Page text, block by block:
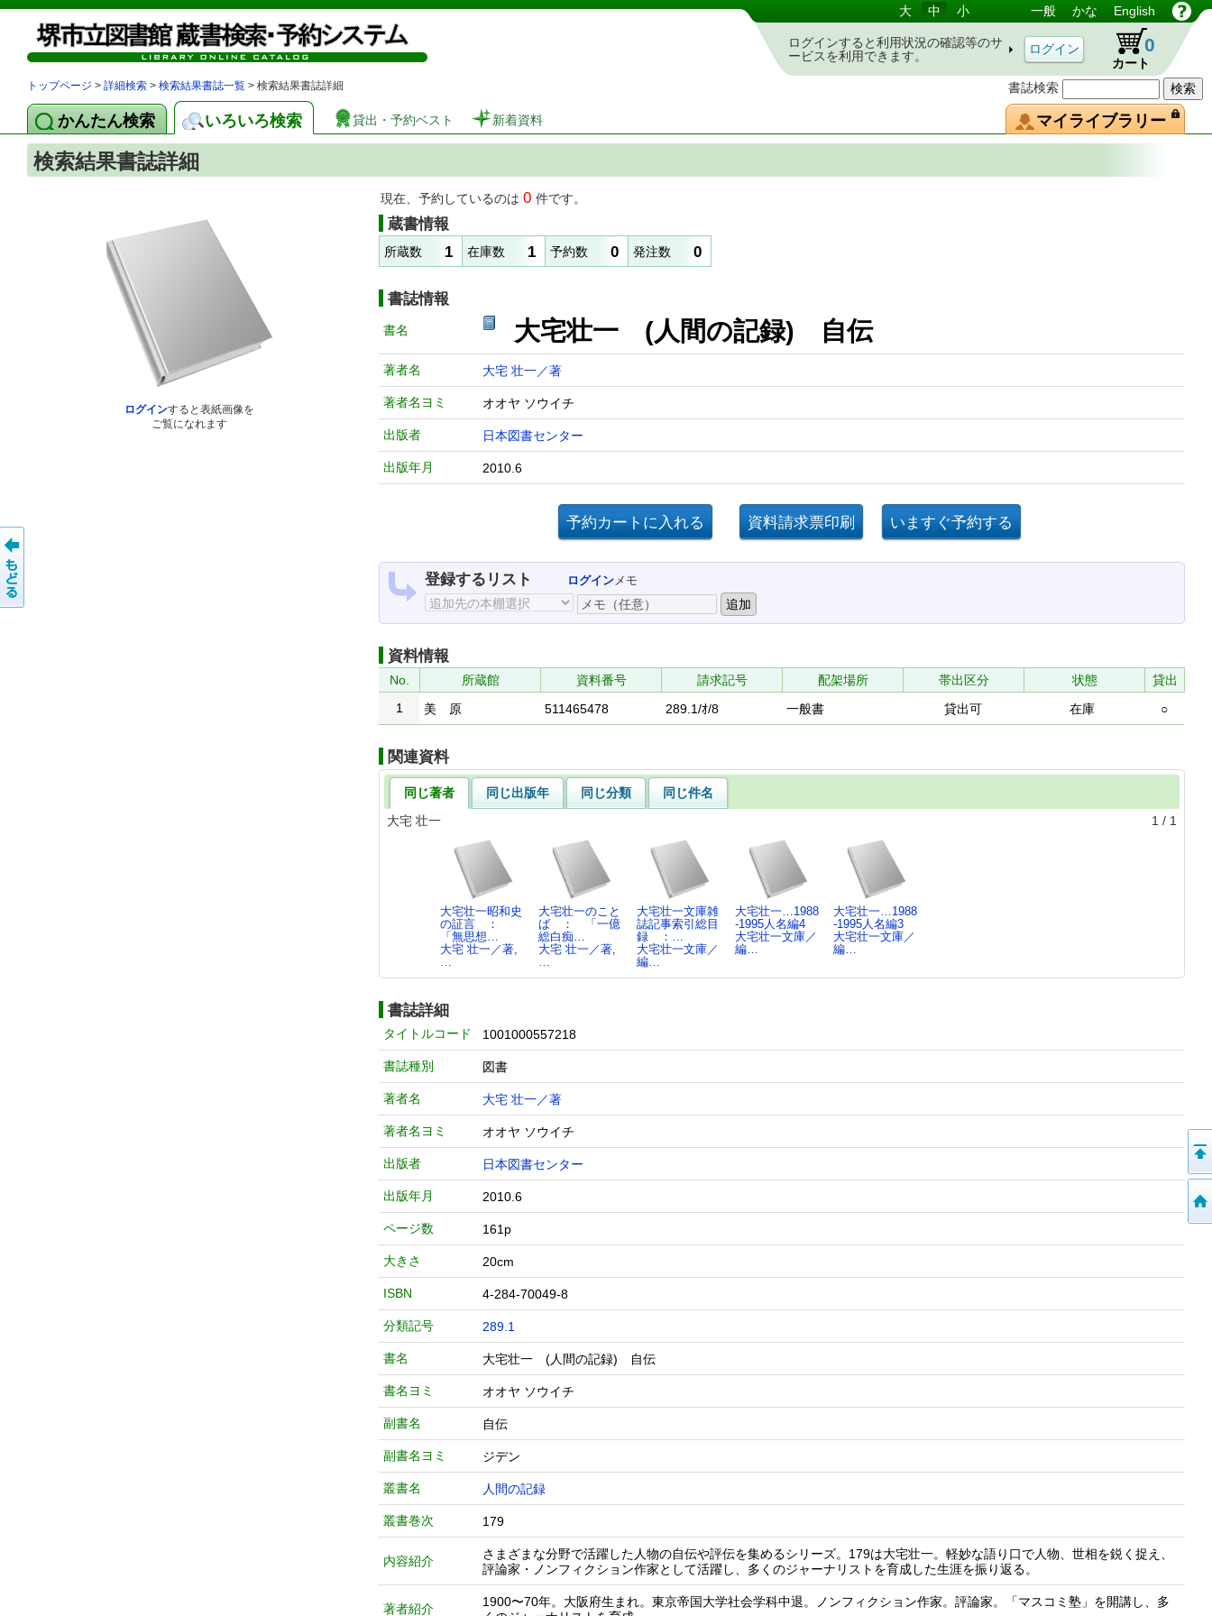
図書館 蔵書検索・予約システム
書誌検索
大 中 小 一般 かな English
ログインすると利用状況の確認等のサ
ービスを利用できます。
カート
0
トップページ > 詳細検索 > 検索結果書誌一覧 > 検索結果書誌詳細
かんたん検索 いろいろ検索 貸出・予約ベスト 新着資料 マイライブラリー
検索結果書誌詳細
ログインすると表紙画像を
ご覧になれます
現在、予約しているのは 0 件です。
蔵書情報
所蔵数 1 在庫数 1 予約数 0 発注数 0
書誌情報
書名 大宅壮一 (人間の記録) 自伝
著者名 大宅 壮一／著
著者名ヨミ オオヤ ソウイチ
出版者 日本図書センター
出版年月 2010.6
登録するリスト ログインメモ
資料情報
No. 所蔵館 資料番号 請求記号 配架場所 帯出区分 状態
貸出
1
美 原 511465478 289.1/ｵ/8 一般書 貸出可 在庫 ○
関連資料
同じ著者 同じ出版年 同じ分類
同じ件名
大宅 壮一
1 / 1
大宅壮一昭和史
の証言 ：
「無思想…
大宅 壮一／著,
…
大宅壮一のこと
ば ： 「一億
総白痴…
大宅 壮一／著,
…
大宅壮一文庫雑
誌記事索引総目
録 ：…
大宅壮一文庫／
編…
大宅壮一…1988
-1995人名編4
大宅壮一文庫／
編…
大宅壮一…1988
-1995人名編3
大宅壮一文庫／
編…
書誌詳細
タイトルコード 1001000557218
書誌種別 図書
著者名 大宅 壮一／著
著者名ヨミ オオヤ ソウイチ
出版者 日本図書センター
出版年月 2010.6
ページ数 161p
大きさ 20cm
ISBN 4-284-70049-8
分類記号 289.1
書名 大宅壮一 (人間の記録) 自伝
書名ヨミ オオヤ ソウイチ
副書名 自伝
副書名ヨミ ジデン
叢書名 人間の記録
叢書巻次 179
内容紹介
さまざまな分野で活躍した人物の自伝や評伝を集めるシリーズ。179は大宅壮一。軽妙な語り口で人物、世相を鋭く捉え、
評論家・ノンフィクション作家として活躍し、多くのジャーナリストを育成した生涯を振り返る。
著者紹介
1900〜70年。大阪府生まれ。東京帝国大学社会学科中退。ノンフィクション作家。評論家。「マスコミ塾」を開講し、多